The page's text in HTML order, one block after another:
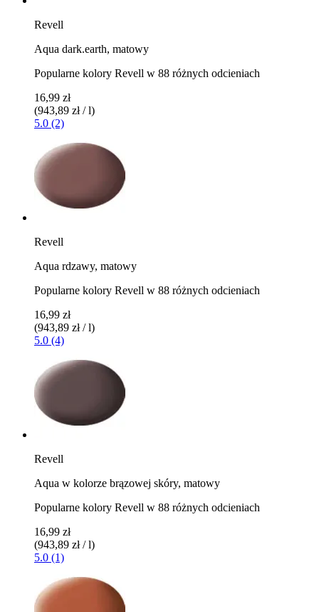
Revell
Aqua dark.earth, matowy
Popularne kolory Revell w 88 różnych odcieniach
16,99 zł
(943,89 zł / l)
5.0 (2)
Revell
Aqua rdzawy, matowy
Popularne kolory Revell w 88 różnych odcieniach
16,99 zł
(943,89 zł / l)
5.0 (4)
Revell
Aqua w kolorze brązowej skóry, matowy
Popularne kolory Revell w 88 różnych odcieniach
16,99 zł
(943,89 zł / l)
5.0 (1)